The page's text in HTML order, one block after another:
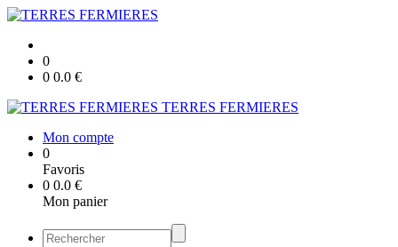
0
0 0.0 €
TERRES FERMIERES
Mon compte
0
Favoris
0 0.0 €
Mon panier